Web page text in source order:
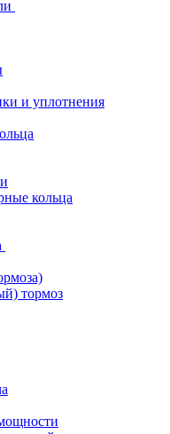
и уплотнения
кольца
тормоз